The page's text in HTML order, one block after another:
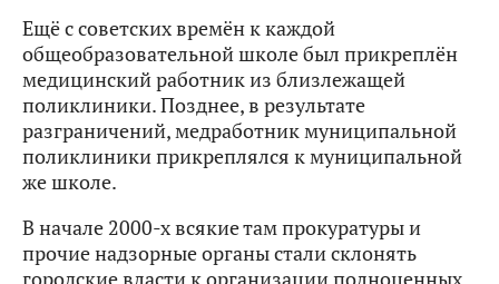
Ещё с советских времён к каждой
общеобразовательной школе был прикреплён
медицинский работник из близлежащей
поликлиники. Позднее, в результате
разграничений, медработник муниципальной
поликлиники прикреплялся к муниципальной
же школе.
В начале 2000-х всякие там прокуратуры и
прочие надзорные органы стали склонять
городские власти к организации полноценных